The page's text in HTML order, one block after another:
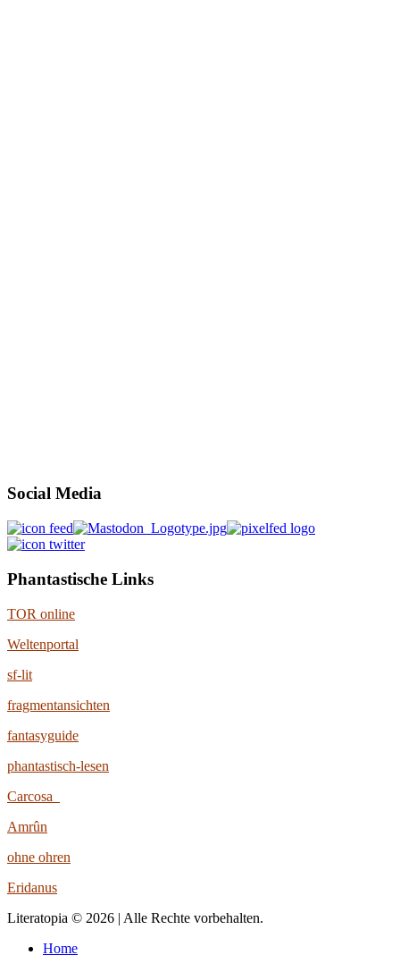
Social Media
Phantastische Links
TOR online
Weltenportal
sf-lit
fragmentansichten
fantasyguide
phantastisch-lesen
Carcosa
Amrûn
ohne ohren
Eridanus
Literatopia © 2026 | Alle Rechte vorbehalten.
Home